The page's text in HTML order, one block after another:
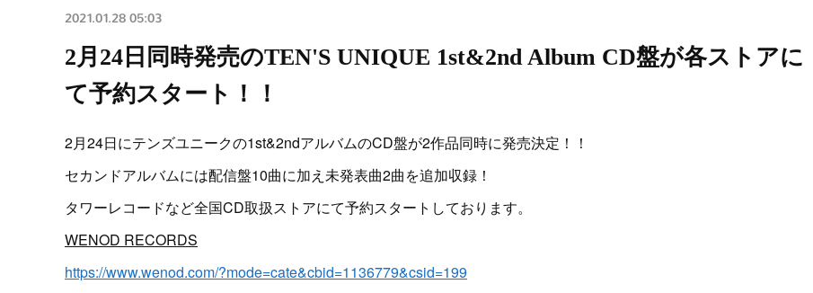
2021.01.28 05:03
2月24日同時発売のTEN'S UNIQUE 1st&2nd Album CD盤が各ストアに
て予約スタート！！
2月24日にテンズユニークの1st&2ndアルバムのCD盤が2作品同時に発売決定！！
セカンドアルバムには配信盤10曲に加え未発表曲2曲を追加収録！
タワーレコードなど全国CD取扱ストアにて予約スタートしております。
WENOD RECORDS
https://www.wenod.com/?mode=cate&cbid=1136779&csid=199